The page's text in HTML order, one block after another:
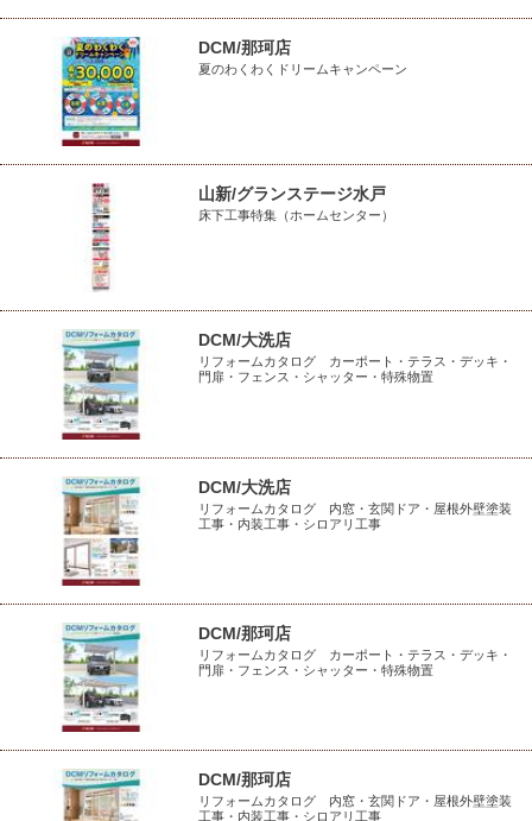
DCM/那珂店
夏のわくわくドリームキャンペーン
山新/グランステージ水戸
床下工事特集（ホームセンター）
DCM/大洗店
リフォームカタログ カーポート・テラス・デッキ・
門扉・フェンス・シャッター・特殊物置
DCM/大洗店
リフォームカタログ 内窓・玄関ドア・屋根外壁塗装
工事・内装工事・シロアリ工事
DCM/那珂店
リフォームカタログ カーポート・テラス・デッキ・
門扉・フェンス・シャッター・特殊物置
DCM/那珂店
リフォームカタログ 内窓・玄関ドア・屋根外壁塗装
工事・内装工事・シロアリ工事